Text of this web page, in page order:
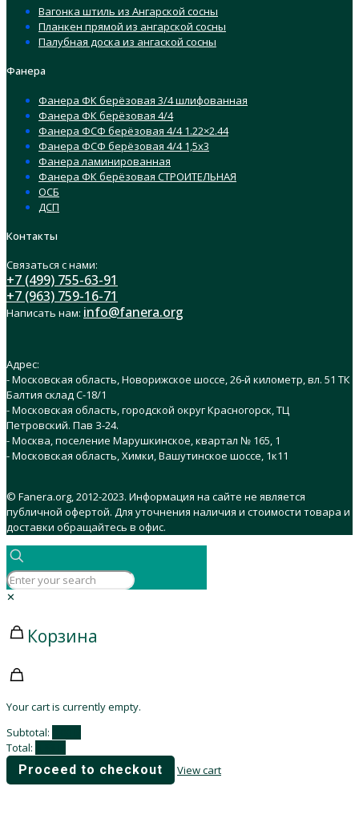
Вагонка штиль из Ангарской сосны
Планкен прямой из ангарской сосны
Палубная доска из ангаской сосны
Фанера
Фанера ФК берёзовая 3/4 шлифованная
Фанера ФК берёзовая 4/4
Фанера ФСФ берёзовая 4/4 1.22×2.44
Фанера ФСФ берёзовая 4/4 1,5х3
Фанера ламинированная
Фанера ФК берёзовая СТРОИТЕЛЬНАЯ
ОСБ
ДСП
Контакты
Связаться с нами:
+7 (499) 755-63-91
+7 (963) 759-16-71
Написать нам: info@fanera.org
Адрес:
- Московская область, Новорижское шоссе, 26-й километр, вл. 51 ТК
Балтия склад C-18/1
- Московская область, городской округ Красногорск, ТЦ
Петровский. Пав З-24.
- Москва, поселение Марушкинское, квартал № 165, 1
- Московская область, Химки, Вашутинское шоссе, 1к11
© Fanera.org, 2012-2023. Информация на сайте не является
публичной офертой. Для уточнения наличия и стоимости товара и
доставки обращайтесь в офис.
✕
Корзина
Your cart is currently empty.
Subtotal:
Total:
Proceed to checkout View cart